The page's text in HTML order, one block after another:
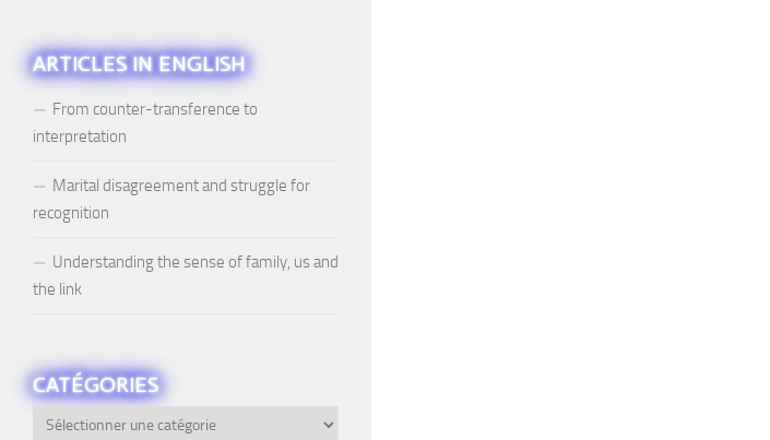
ARTICLES IN ENGLISH
From counter-transference to
interpretation
Marital disagreement and struggle for
recognition
Understanding the sense of family, us and
the link
CATÉGORIES
Catégories